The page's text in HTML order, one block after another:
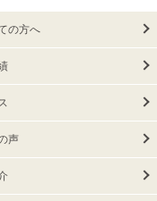
の方へ
声